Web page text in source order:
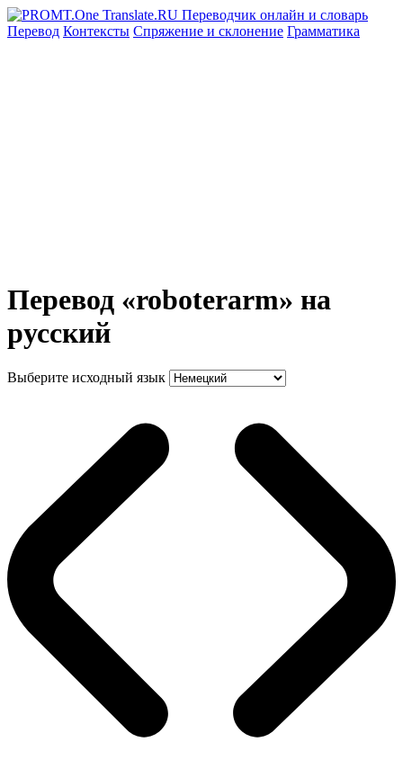
Перевод Контексты Спряжение и склонение Грамматика
Перевод «roboterarm» на
русский
Выберите исходный язык